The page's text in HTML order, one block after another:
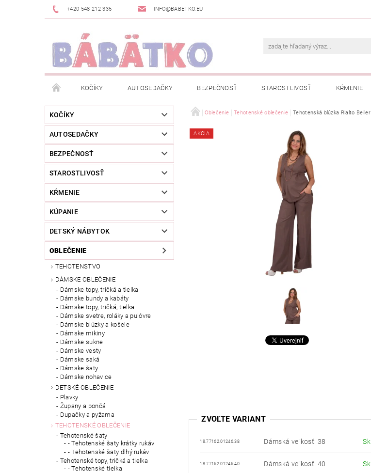
+420 548 212 335 INFO@BABETKO.EU
KOČÍKY AUTOSEDAČKY BEZPEČNOSŤ STAROSTLIVOSŤ KŔMENIE
DOGSPACE POSLEDNÁ ŠANCA OBCHODNÉ PODMIENKY OCHRANA
NOVINKY MOJA OBJEDNÁVKA
KOČÍKY
AUTOSEDAČKY
BEZPEČNOSŤ
STAROSTLIVOSŤ
KŔMENIE
KÚPANIE
DETSKÝ NÁBYTOK
OBLEČENIE
TEHOTENSTVO
DÁMSKE OBLEČENIE
Dámske topy, tričká a tielka
Dámske bundy a kabáty
Dámske topy, tričká, tielka
Dámske svetre, roláky a pulóvre
Dámske blúzky a košele
Dámske mikiny
Dámske sukne
Dámske vesty
Dámske saká
Dámske šaty
Dámske nohavice
DETSKÉ OBLEČENIE
Plavky
Župany a pončá
Dupačky a pyžama
TEHOTENSKÉ OBLEČENIE
Tehotenské šaty
- Tehotenské šaty krátky rukáv
- Tehotenské šaty dlhý rukáv
Tehotenské topy, tričká a tielka
- Tehotenské tielka
Oblečenie Tehotenské oblečenie Tehotenská blúzka Rialto
AKCIA
ZVOĽTE VARIANT
18.77162.01246.38 Dámská veľkosť: 38
18.77162.01246.40 Dámská veľkosť: 40